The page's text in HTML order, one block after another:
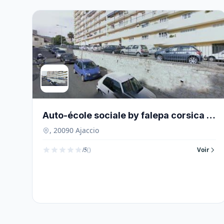
Auto-école sociale by falepa corsica -
20090
, 20090 Ajaccio
/5() Voir